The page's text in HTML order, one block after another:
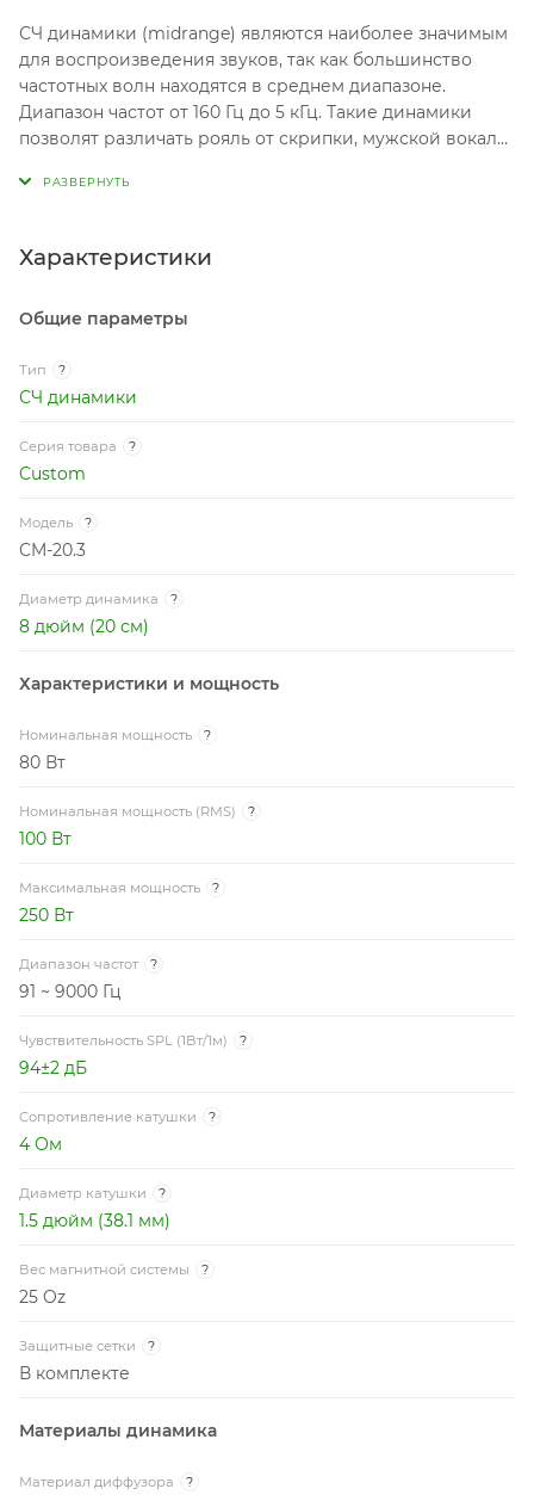
СЧ динамики (midrange) являются наиболее значимым
для воспроизведения звуков, так как большинство
частотных волн находятся в среднем диапазоне.
Диапазон частот от 160 Гц до 5 кГц. Такие динамики
позволят различать рояль от скрипки, мужской вокал
Характеристики
Общие параметры
Тип ?
СЧ динамики
Серия товара ?
Custom
Модель ?
CM-20.3
Диаметр динамика ?
8 дюйм (20 см)
Характеристики и мощность
Номинальная мощность ?
80 Вт
Номинальная мощность (RMS) ?
100 Вт
Максимальная мощность ?
250 Вт
Диапазон частот ?
91 ~ 9000 Гц
Чувствительность SPL (1Вт/1м) ?
94±2 дБ
Сопротивление катушки ?
4 Ом
Диаметр катушки ?
1.5 дюйм (38.1 мм)
Вес магнитной системы ?
25 Oz
Защитные сетки ?
В комплекте
Материалы динамика
Материал диффузора ?